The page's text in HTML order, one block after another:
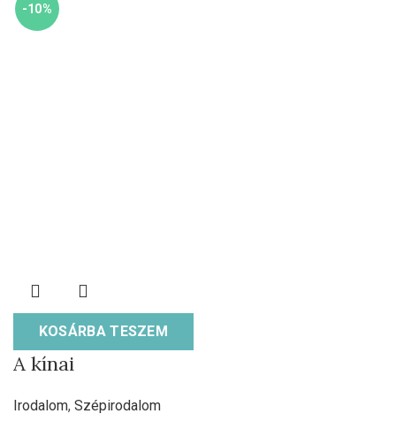
-10%
KOSÁRBA TESZEM
A kínai
Irodalom, Szépirodalom